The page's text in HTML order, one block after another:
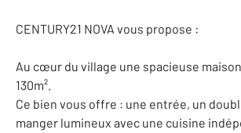
CENTURY21 NOVA vous propose :
Au cœur du village une spacieuse
130m².
Ce bien vous offre : une entrée, un
manger lumineux avec une cuisine